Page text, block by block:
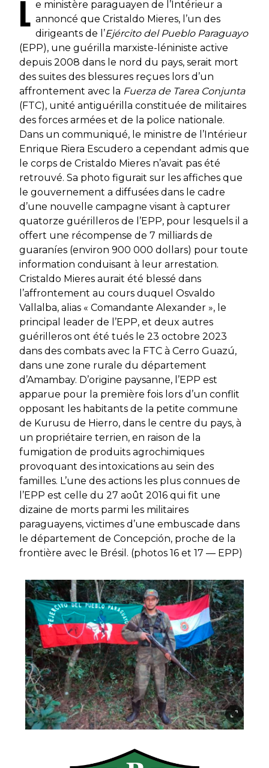
L e ministère paraguayen de l’Intérieur a
annoncé que Cristaldo Mieres, l’un des
dirigeants de l’Ejército del Pueblo Paraguayo
(EPP), une guérilla marxiste-léniniste active
depuis 2008 dans le nord du pays, serait mort
des suites des blessures reçues lors d’un
affrontement avec la Fuerza de Tarea Conjunta
(FTC), unité antiguérilla constituée de militaires
des forces armées et de la police nationale.
Dans un communiqué, le ministre de l’Intérieur
Enrique Riera Escudero a cependant admis que
le corps de Cristaldo Mieres n’avait pas été
retrouvé. Sa photo figurait sur les affiches que
le gouvernement a diffusées dans le cadre
d’une nouvelle campagne visant à capturer
quatorze guérilleros de l’EPP, pour lesquels il a
offert une récompense de 7 milliards de
guaraníes (environ 900 000 dollars) pour toute
information conduisant à leur arrestation.
Cristaldo Mieres aurait été blessé dans
l’affrontement au cours duquel Osvaldo
Vallalba, alias « Comandante Alexander », le
principal leader de l’EPP, et deux autres
guérilleros ont été tués le 23 octobre 2023
dans des combats avec la FTC à Cerro Guazú,
dans une zone rurale du département
d’Amambay. D’origine paysanne, l’EPP est
apparue pour la première fois lors d’un conflit
opposant les habitants de la petite commune
de Kurusu de Hierro, dans le centre du pays, à
un propriétaire terrien, en raison de la
fumigation de produits agrochimiques
provoquant des intoxications au sein des
familles. L’une des actions les plus connues de
l’EPP est celle du 27 août 2016 qui fit une
dizaine de morts parmi les militaires
paraguayens, victimes d’une embuscade dans
le département de Concepción, proche de la
frontière avec le Brésil. (photos 16 et 17 — EPP)